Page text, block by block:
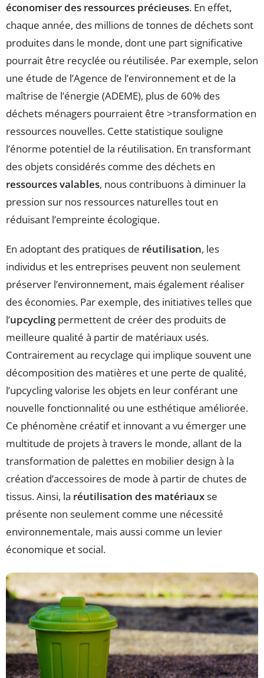
économiser des ressources précieuses. En effet,
chaque année, des millions de tonnes de déchets sont
produites dans le monde, dont une part significative
pourrait être recyclée ou réutilisée. Par exemple, selon
une étude de l’Agence de l’environnement et de la
maîtrise de l’énergie (ADEME), plus de 60% des
déchets ménagers pourraient être >transformation en
ressources nouvelles. Cette statistique souligne
l’énorme potentiel de la réutilisation. En transformant
des objets considérés comme des déchets en
ressources valables, nous contribuons à diminuer la
pression sur nos ressources naturelles tout en
réduisant l’empreinte écologique.
En adoptant des pratiques de réutilisation, les
individus et les entreprises peuvent non seulement
préserver l’environnement, mais également réaliser
des économies. Par exemple, des initiatives telles que
l’upcyclingpermettent de créer des produits de
meilleure qualité à partir de matériaux usés.
Contrairement au recyclage qui implique souvent une
décomposition des matières et une perte de qualité,
l’upcycling valorise les objets en leur conférant une
nouvelle fonctionnalité ou une esthétique améliorée.
Ce phénomène créatif et innovant a vu émerger une
multitude de projets à travers le monde, allant de la
transformation de palettes en mobilier design à la
création d’accessoires de mode à partir de chutes de
tissus. Ainsi, la réutilisation des matériauxse
présente non seulement comme une nécessité
environnementale, mais aussi comme un levier
économique et social.